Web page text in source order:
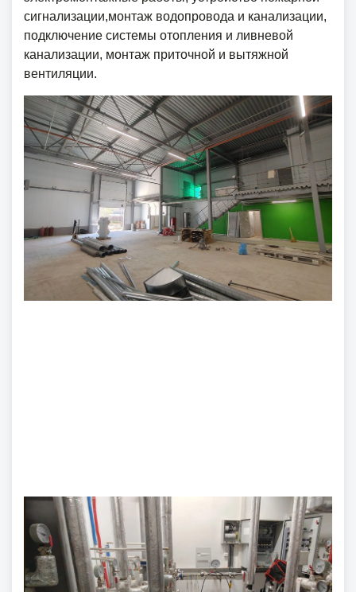
сигнализации,монтаж водопровода и канализации,
подключение системы отопления и ливневой
канализации, монтаж приточной и вытяжной
вентиляции.